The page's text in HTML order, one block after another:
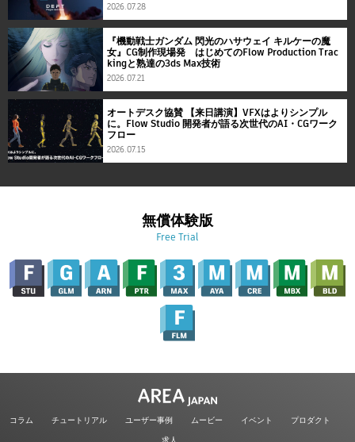
2026.07.28
『機動戦士ガンダム 閃光のハサウェイ キルケーの魔
女』CG制作現場発 はじめてのFlow Production Trac
kingと熟達の3ds Max技術
2026.07.21
オートデスク協賛 【来日講演】VFXはよりシンプル
に。Flow Studio 開発者が語る次世代のAI・CGワーク
フロー
2026.07.15
無償体験版
Free Trial
コラム チュートリアル ユーザー事例 ムービー イベント
プロダクト